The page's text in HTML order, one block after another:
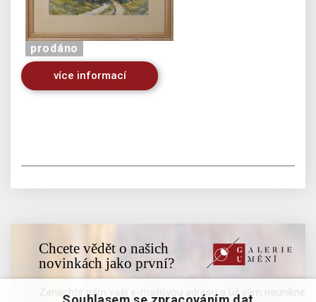
prodáno
více informací
Chcete vědět o našich
novinkách jako první?
Zanechte nám vaši e-mailovou adresu a už vám neunikne